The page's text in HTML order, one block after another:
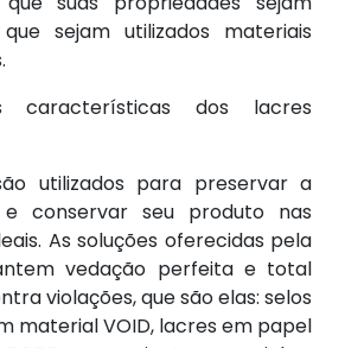
sejam utilizados materiais
características dos lacres
utilizados para preservar a
e conservar seu produto nas
As soluções oferecidas pela
vedação perfeita e total
violações, que são elas: selos
material VOID, lacres em papel